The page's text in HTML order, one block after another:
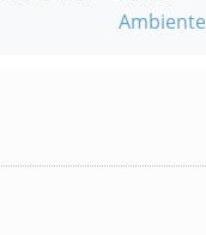
Ambiente